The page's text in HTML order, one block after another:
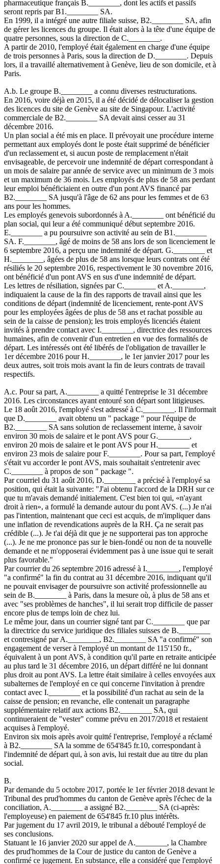
pharmaceutique français B.________, dont les actifs et passifs
seront repris par B1.________ SA.
En 1999, il a intégré une autre filiale suisse, B2.________ SA, afin
de gérer les licences du groupe. Il était alors à la tête d'une équipe de
quatre personnes, sous la direction de C.________.
A partir de 2010, l'employé était également en charge d'une équipe
de trois personnes à Paris, sous la direction de D.________. Depuis
lors, il a travaillé alternativement à Genève, lieu de son domicile, et à
Paris.
A.b. Le groupe B.________ a connu diverses restructurations.
En 2016, voire déjà en 2015, il a été décidé de délocaliser la gestion
des licences du site de Genève au site de Singapour. L'activité
commerciale de B2.________ SA devait ainsi cesser au 31
décembre 2016.
Un plan social a été mis en place. Il prévoyait une procédure interne
permettant aux employés dont le poste était supprimé de bénéficier
d'un reclassement et, si aucun poste de remplacement n'était
envisageable, de percevoir une indemnité de départ correspondant à
un mois de salaire par année de service avec un minimum de 3 mois
et un maximum de 36 mois. Les employés de plus de 58 ans perdant
leur emploi bénéficiaient en outre d'un pont AVS financé par
B2.________ SA jusqu'à l'âge de 62 ans pour les femmes et de 63
ans pour les hommes.
Les employés genevois subordonnés à A.________ ont bénéficié du
plan social, qui leur a été communiqué début septembre 2016.
E.________ a pu poursuivre son activité au sein de B1.________
SA. F.________, âgé de moins de 58 ans lors de son licenciement le
6 septembre 2016, a perçu une indemnité de départ. G.________ et
H.________, âgées de plus de 58 ans lorsque leurs contrats ont été
résiliés le 20 septembre 2016, respectivement le 30 novembre 2016,
ont bénéficié d'un pont AVS en sus d'une indemnité de départ.
Les lettres de résiliation, signées par C.________ et A.________,
indiquaient la cause de la fin des rapports de travail ainsi que les
conditions de départ (indemnité de licenciement, rente-pont AVS
pour les employées âgées de plus de 58 ans et rachat possible au
sein de la caisse de pension); les trois employés licenciés étaient
invités à prendre contact avec I.________, directrice des ressources
humaines, afin de convenir d'un entretien en vue des formalités de
départ. Les intéressés ont été libérés de l'obligation de travailler le
1er décembre 2016 pour H.________, le 1er janvier 2017 pour les
deux autres, soit trois mois avant la fin de leurs contrats de travail
respectifs.
A.c. Pour sa part, A.________ a quitté l'entreprise le 31 décembre
2016. Les circonstances ayant entouré son départ sont litigieuses.
Le 18 août 2016, l'employé s'est adressé à C.________. Il l'informait
que D.________ avait obtenu un " package " pour l'équipe de
B2.________ SA sans solution de reclassement interne, à savoir
environ 30 mois de salaire et le pont AVS pour G.________,
environ 20 mois de salaire et le pont AVS pour H.________ et
environ 23 mois de salaire pour F.________. Pour sa part, l'employé
s'était vu accorder le pont AVS, mais souhaitait s'entretenir avec
C.________ à propos de son " package ".
Par courriel du 31 août 2016, D.________ a précisé à l'employé sa
position, qui était la suivante: "J'ai obtenu l'accord de la DRH sur ce
que tu m'avais demandé initialement. C'est bien toi qui, «n'ayant
droit à rien», a formulé la demande autour du pont AVS. (...) Je n'ai
pas l'intention, maintenant que ceci est acquis, de m'impliquer dans
une inflation de revendications auprès de la RH. Ça ne serait pas
crédible (...). Je t'ai déjà dit que je ne supporterai pas ton approche
(...). Je ne me prononce pas sur le bien-fondé ou non de ta nouvelle
demande et ne m'opposerai évidemment pas à une issue qui te serait
plus favorable."
Par courrier du 26 septembre 2016 adressé à I.________, l'employé
"a confirmé" la fin du contrat au 31 décembre 2016, indiquant qu'il
ne pouvait envisager de poursuivre son activité professionnelle au
sein de B.________ à Paris, dans la mesure où, à plus de 58 ans et
avec "ses problèmes de hanches", il lui serait trop difficile de passer
encore plus de temps loin de chez lui.
Le même jour, dans un courrier signé tant par C.________ que par
la directrice du service juridique des filiales suisses de B.________
et contresigné par A.________, B2.________ SA "a confirmé" son
engagement de verser à l'employé un montant de 115'150 fr.,
équivalent à un pont AVS, à condition qu'il parte en retraite anticipée
au plus tard le 31 décembre 2016, un départ différé ne lui donnant
plus droit au pont AVS. La lettre était similaire à celles envoyées aux
subalternes de l'employé en ce qui concerne l'invitation à prendre
contact avec I.________ et la possibilité d'un rachat au sein de la
caisse de pension; en revanche, elle contenait un paragraphe
supplémentaire relatif aux actions B2.________ SA, qui
continueraient de "vester" comme prévu en 2017/2018 et restaient
acquises à l'employé.
Environ six mois après avoir quitté l'entreprise, l'employé a réclamé
à B2.________ SA la somme de 654'845 fr.10, correspondant à
l'indemnité de départ qui, à son avis, lui restait due au titre du plan
social.
B.
Par demande du 5 octobre 2017, portée le 1er février 2018 devant le
Tribunal des prud'hommes du canton de Genève après l'échec de la
conciliation, A.________ a assigné B2.________ SA (ci-après:
l'employeuse) en paiement de 654'845 fr.10 plus intérêts.
Par jugement du 17 avril 2019, le tribunal a débouté l'employé de
ses conclusions.
Statuant le 16 janvier 2020 sur appel de A.________, la Chambre
des prud'hommes de la Cour de justice du canton de Genève a
confirmé ce jugement. En substance, elle a considéré que l'employé